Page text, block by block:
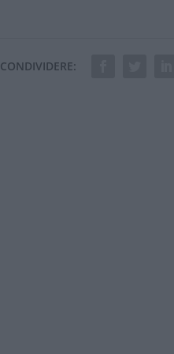
CONDIVIDERE: